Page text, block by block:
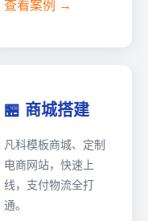
查看案例 →
🏪 商城搭建
凡科模板商城、定制
电商网站，快速上
线，支付物流全打
通。